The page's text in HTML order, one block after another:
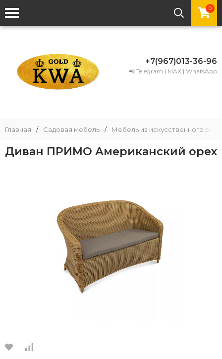
0
+7(967)013-36-96
📲 Telegram | MAX | WhatsApp
Главная / Садовая мебель / Мебель из искусственного
Диван ПРИМО Американский орех